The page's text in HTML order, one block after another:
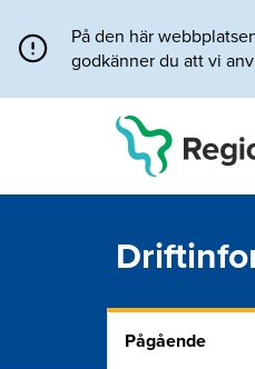
På den här
godkänner du att vi
Pågående